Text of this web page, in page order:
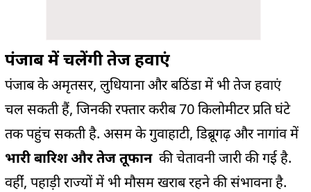
पंजाब में चलेंगी तेज हवाएं
पंजाब के अमृतसर, लुधियाना और बठिंडा में भी तेज हवाएं
चल सकती हैं, जिनकी रफ्तार करीब 70 किलोमीटर प्रति घंटे
तक पहुंच सकती है. असम के गुवाहाटी, डिब्रूगढ़ और नागांव में
भारी बारिश और तेज तूफानकी चेतावनी जारी की गई है.
वहींं, पहाड़ी राज्यों में भी मौसम खराब रहने की संभावना है.